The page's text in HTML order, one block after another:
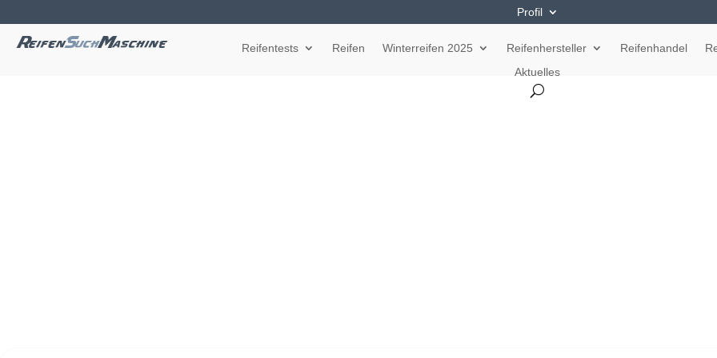
Profil
Reifentests Reifen Winterreifen 2025 Reifenhersteller Reifenhandel
Aktuelles